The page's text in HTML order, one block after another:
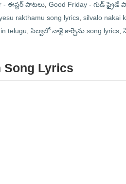
- ఈస్టర్ పాటలు Good Friday - గుడ్ ఫ్రైడే
rakthamu song lyrics silvalo nakai
telugu సిల్వలో నాకై కార్చెను song lyrics
Lyrics